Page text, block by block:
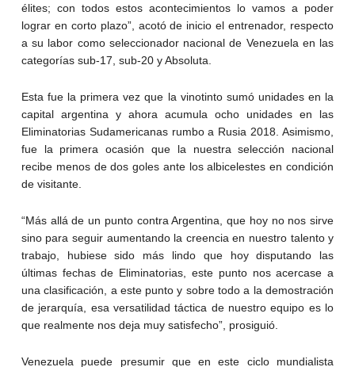
élites; con todos estos acontecimientos lo vamos a poder
lograr en corto plazo”, acotó de inicio el entrenador, respecto
a su labor como seleccionador nacional de Venezuela en las
categorías sub-17, sub-20 y Absoluta.
Esta fue la primera vez que la vinotinto sumó unidades en la
capital argentina y ahora acumula ocho unidades en las
Eliminatorias Sudamericanas rumbo a Rusia 2018. Asimismo,
fue la primera ocasión que la nuestra selección nacional
recibe menos de dos goles ante los albicelestes en condición
de visitante.
“Más allá de un punto contra Argentina, que hoy no nos sirve
sino para seguir aumentando la creencia en nuestro talento y
trabajo, hubiese sido más lindo que hoy disputando las
últimas fechas de Eliminatorias, este punto nos acercase a
una clasificación, a este punto y sobre todo a la demostración
de jerarquía, esa versatilidad táctica de nuestro equipo es lo
que realmente nos deja muy satisfecho”, prosiguió.
Venezuela puede presumir que en este ciclo mundialista